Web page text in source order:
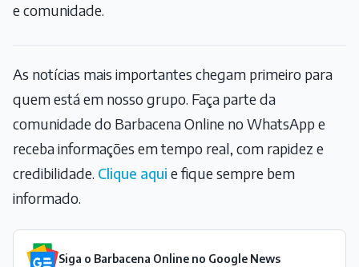
e comunidade.
As notícias mais importantes chegam primeiro para
quem está em nosso grupo. Faça parte da
comunidade do Barbacena Online no WhatsApp e
receba informações em tempo real, com rapidez e
credibilidade. Clique aqui e fique sempre bem
informado.
Siga o Barbacena Online no Google News